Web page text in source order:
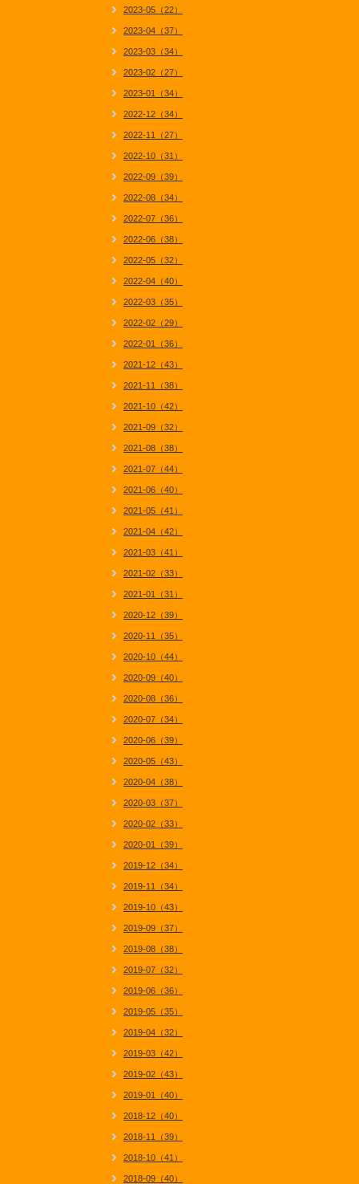
2023-05（22）
2023-04（37）
2023-03（34）
2023-02（27）
2023-01（34）
2022-12（34）
2022-11（27）
2022-10（31）
2022-09（39）
2022-08（34）
2022-07（36）
2022-06（38）
2022-05（32）
2022-04（40）
2022-03（35）
2022-02（29）
2022-01（36）
2021-12（43）
2021-11（38）
2021-10（42）
2021-09（32）
2021-08（38）
2021-07（44）
2021-06（40）
2021-05（41）
2021-04（42）
2021-03（41）
2021-02（33）
2021-01（31）
2020-12（39）
2020-11（35）
2020-10（44）
2020-09（40）
2020-08（36）
2020-07（34）
2020-06（39）
2020-05（43）
2020-04（38）
2020-03（37）
2020-02（33）
2020-01（39）
2019-12（34）
2019-11（34）
2019-10（43）
2019-09（37）
2019-08（38）
2019-07（32）
2019-06（36）
2019-05（35）
2019-04（32）
2019-03（42）
2019-02（43）
2019-01（40）
2018-12（40）
2018-11（39）
2018-10（41）
2018-09（40）